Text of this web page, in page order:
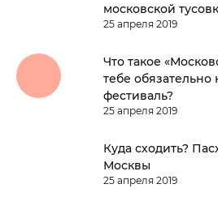
московской
25 апреля 2019
Что такое
тебе обязательно
фестиваль?
25 апреля 2019
Куда сходить?
Москвы
25 апреля 2019